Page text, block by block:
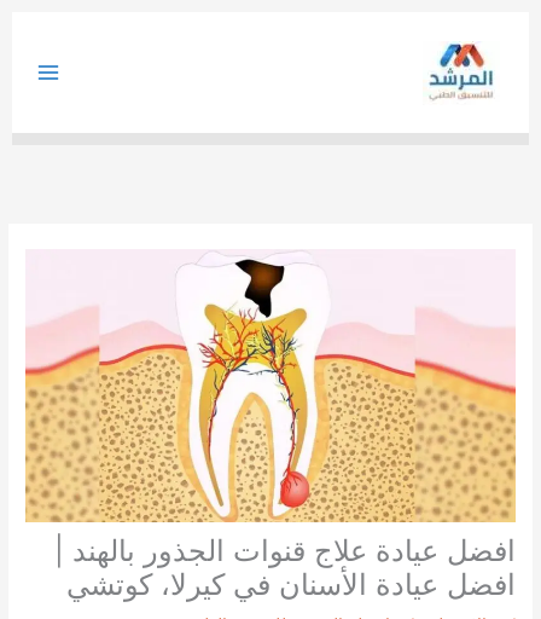
افضل عيادة علاج قنوات الجذور بالهند |
افضل عيادة الأسنان في كيرلا، كوتشي